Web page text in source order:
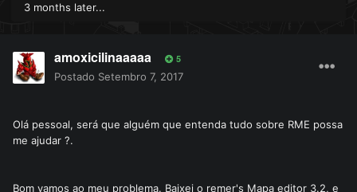
3 months later...
amoxicilinaaaaa 5
Postado Setembro 7, 2017
Olá pessoal, será que alguém que entenda tudo sobre RME possa
me ajudar ?.
Bom vamos ao meu problema. Baixei o remer's Mapa editor 3.2, e